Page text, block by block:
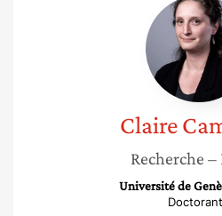
Claire
Recherche –
Université de